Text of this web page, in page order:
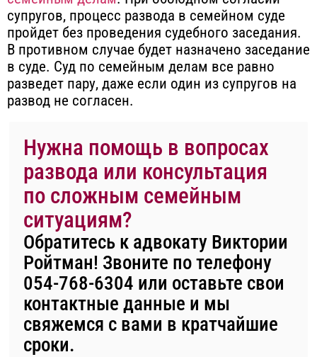
супругов, процесс развода в семейном суде
пройдет без проведения судебного заседания.
В противном случае будет назначено заседание
в суде. Суд по семейным делам все равно
разведет пару, даже если один из супругов на
развод не согласен.
Нужна помощь в вопросах
развода или консультация
по сложным семейным
ситуациям?
Обратитесь к адвокату Виктории
Ройтман! Звоните по телефону
054-768-6304 или оставьте свои
контактные данные и мы
свяжемся с вами в кратчайшие
сроки.